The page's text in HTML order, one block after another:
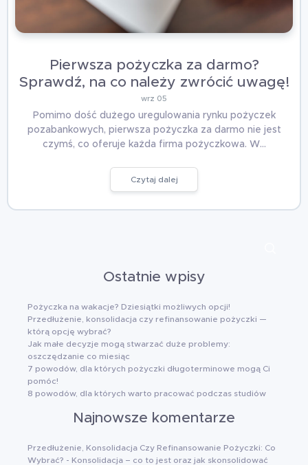
Pierwsza pożyczka za darmo?
Sprawdź, na co należy zwrócić uwagę!
wrz 05
Pomimo dość dużego uregulowania rynku pożyczek
pozabankowych, pierwsza pożyczka za darmo nie jest
czymś, co oferuje każda firma pożyczkowa. W…
Czytaj dalej
Ostatnie wpisy
Pożyczka na wakacje? Dziesiątki możliwych opcji!
Przedłużenie, konsolidacja czy refinansowanie pożyczki —
którą opcję wybrać?
Jak małe decyzje mogą stwarzać duże problemy:
oszczędzanie co miesiąc
7 powodów, dla których pożyczki długoterminowe mogą Ci
pomóc!
8 powodów, dla których warto pracować podczas studiów
Najnowsze komentarze
Przedłużenie, Konsolidacja Czy Refinansowanie Pożyczki: Co
Wybrać? - Konsolidacja – co to jest oraz jak skonsolidować